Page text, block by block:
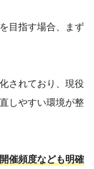
目指す場合、まず
されており、現役
しやすい環境が整
催頻度なども明確